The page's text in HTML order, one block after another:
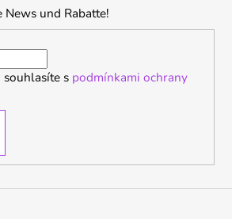
News und Rabatte!
s podmínkami ochrany